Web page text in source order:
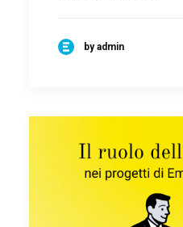
by admin